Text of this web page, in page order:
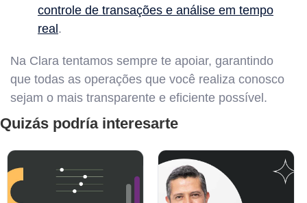
controle de transações e análise em tempo
real .
Na Clara tentamos sempre te apoiar, garantindo
que todas as operações que você realiza conosco
sejam o mais transparente e eficiente possível.
Quizás podría interesarte